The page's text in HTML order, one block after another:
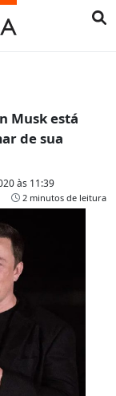
Musk está
de sua
às 11:39
2 minutos de leitura